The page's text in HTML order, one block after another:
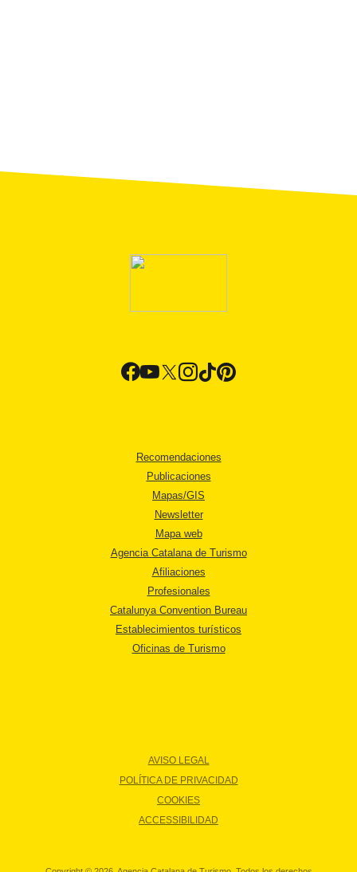
Recomendaciones
Publicaciones
Mapas/GIS
Newsletter
Mapa web
Agencia Catalana de Turismo
Afiliaciones
Profesionales
Catalunya Convention Bureau
Establecimientos turísticos
Oficinas de Turismo
AVISO LEGAL
POLÍTICA DE PRIVACIDAD
COOKIES
ACCESSIBILIDAD